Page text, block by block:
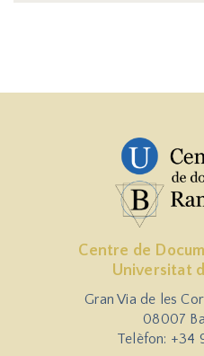
Centre de
Universitat
Gran Via de les
08007
Telèfon: +34